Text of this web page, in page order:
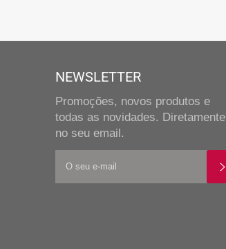
NEWSLETTER
Promoções, novos produtos e
todas as novidades. Diretamente
no seu email.